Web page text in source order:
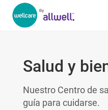
Salud y
Nuestro Centro de
guía para cuidarse.